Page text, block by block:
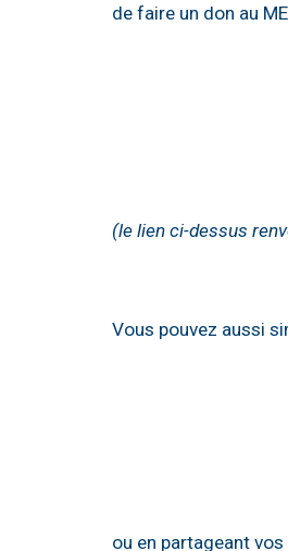
de faire un don au
(le lien ci-dessus
Vous pouvez aussi
ou en partageant